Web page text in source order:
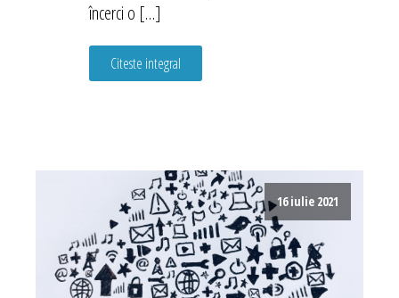
încerci o […]
Citeste integral
16 iulie 2021